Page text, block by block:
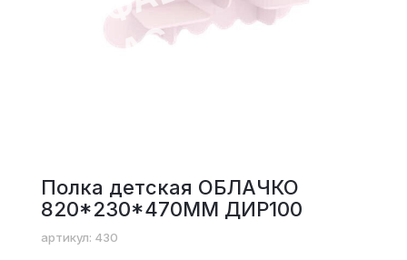
Полка детская ОБЛАЧКО
820*230*470ММ ДИР100
артикул: 430